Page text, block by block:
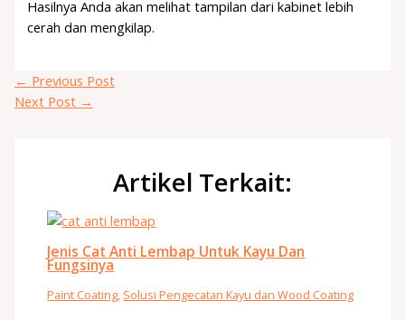
Hasilnya Anda akan melihat tampilan dari kabinet lebih
cerah dan mengkilap.
← Previous Post
Next Post →
Artikel Terkait:
Jenis Cat Anti Lembap Untuk Kayu Dan
Fungsinya
Paint Coating, Solusi Pengecatan Kayu dan Wood Coating